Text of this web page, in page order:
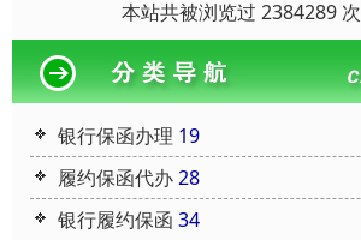
本站共被浏览过 2384289 次
银行保函办理 19
履约保函代办28
银行履约保函 34